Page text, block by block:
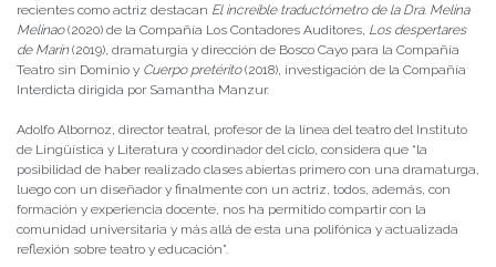
recientes como actriz destacan El increíble traductómetro de la Dra. Melina
Melinao(2020) de la Compañía Los Contadores Auditores, Los despertares
de Marín (2019), dramaturgia y dirección de Bosco Cayo para la Compañía
Teatro sin Dominio y Cuerpo pretérito(2018), investigación de la Compañía
Interdicta dirigida por Samantha Manzur.
Adolfo Albornoz, director teatral, profesor de la línea del teatro del Instituto
de Lingüística y Literatura y coordinador del ciclo, considera que “la
posibilidad de haber realizado clases abiertas primero con una dramaturga,
luego con un diseñador y finalmente con un actriz, todos, además, con
formación y experiencia docente, nos ha permitido compartir con la
comunidad universitaria y más allá de esta una polifónica y actualizada
reflexión sobre teatro y educación”.